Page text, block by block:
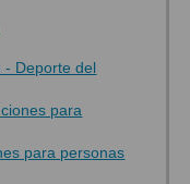
- Deporte del
para
para personas